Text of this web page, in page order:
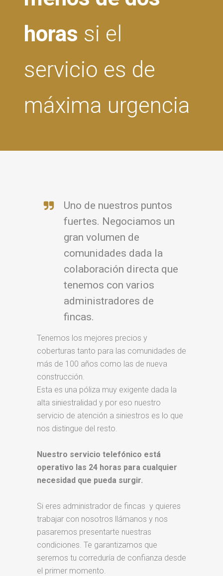
horas si el
servicio es de
máxima urgencia
Uno de nuestros puntos
fuertes. Negociamos un
gran volumen de
comunidades dada la
colaboración directa que
tenemos con varios
administradores de
fincas.
Tenemos los mejores precios y
coberturas tanto para las comunidades de
más de 100 años como las de nueva
construcción.
Esta es una póliza muy exigente dada la
alta siniestralidad y por eso nuestro
servicio de atención a siniestros es lo que
nos distingue del resto.
Nuestro servicio telefónico está
operativo las 24 horas para cualquier
necesidad que pueda surgir.
Si eres administrador de fincas y quieres
trabajar con nosotros llámanos y nos
pasaremos presentarte nuestras
condiciones. Te garantizamos que
seremos tu correduría de confianza desde
el primer momento.